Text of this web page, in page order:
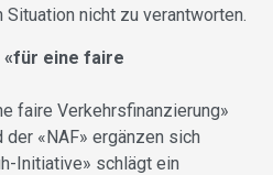
nicht zu verantworten.
«für eine faire
faire Verkehrsfinanzierung»
«NAF» ergänzen sich
Initiative» schlägt ein